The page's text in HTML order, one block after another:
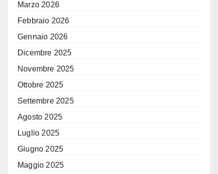
Marzo 2026
Febbraio 2026
Gennaio 2026
Dicembre 2025
Novembre 2025
Ottobre 2025
Settembre 2025
Agosto 2025
Luglio 2025
Giugno 2025
Maggio 2025